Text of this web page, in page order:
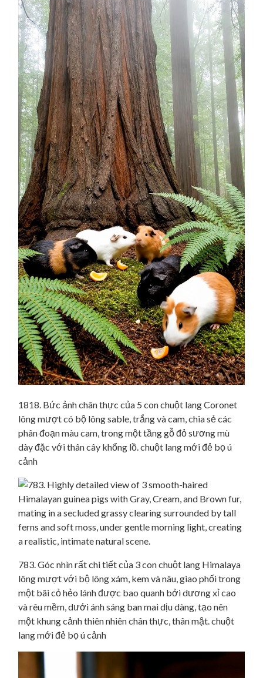
1818. Bức ảnh chân thực của 5 con chuột lang Coronet
lông mượt có bộ lông sable, trắng và cam, chia sẻ các
phân đoạn màu cam, trong một tầng gỗ đỏ sương mù
dày đặc với thân cây khổng lồ. chuột lang mới đẻ bọ ú
cảnh
783. Góc nhìn rất chi tiết của 3 con chuột lang Himalaya
lông mượt với bộ lông xám, kem và nâu, giao phối trong
một bãi cỏ hẻo lánh được bao quanh bởi dương xỉ cao
và rêu mềm, dưới ánh sáng ban mai dịu dàng, tạo nên
một khung cảnh thiên nhiên chân thực, thân mật. chuột
lang mới đẻ bọ ú cảnh